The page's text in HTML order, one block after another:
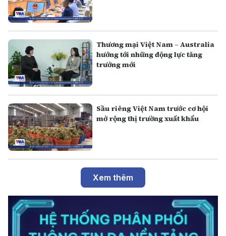
Thương mại Việt Nam – Australia
hướng tới những động lực tăng
trưởng mới
Sầu riêng Việt Nam trước cơ hội
mở rộng thị trường xuất khẩu
Xem thêm